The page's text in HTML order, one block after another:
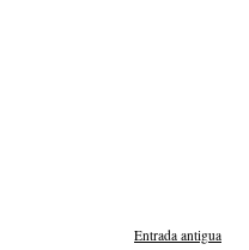
Entrada antigua